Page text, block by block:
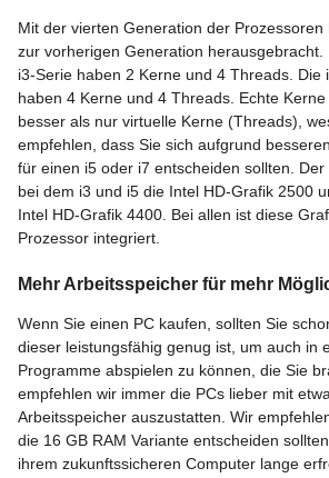
Mit der vierten Generation der
zur vorherigen Generation herausgebracht.
i3-Serie haben 2 Kerne und 4 Threads. Die
haben 4 Kerne und 4 Threads. Echte
besser als nur virtuelle Kerne (Threads),
empfehlen, dass Sie sich aufgrund
für einen i5 oder i7 entscheiden sollten.
bei dem i3 und i5 die Intel HD-Grafik 2500
Intel HD-Grafik 4400. Bei allen ist diese
Prozessor integriert.
Mehr Arbeitsspeicher für mehr
Wenn Sie einen PC kaufen, sollten Sie
dieser leistungsfähig genug ist, um auch in
Programme abspielen zu können, die Sie
empfehlen wir immer die PCs lieber mit
Arbeitsspeicher auszustatten. Wir
die 16 GB RAM Variante entscheiden
ihrem zukunftssicheren Computer lange